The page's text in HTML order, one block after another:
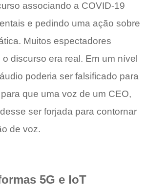
associando a COVID-19
e pedindo uma ação sobre
Muitos espectadores
discurso era real. Em um nível
poderia ser falsificado para
que uma voz de um CEO,
ser forjada para contornar
de voz.
5G e IoT